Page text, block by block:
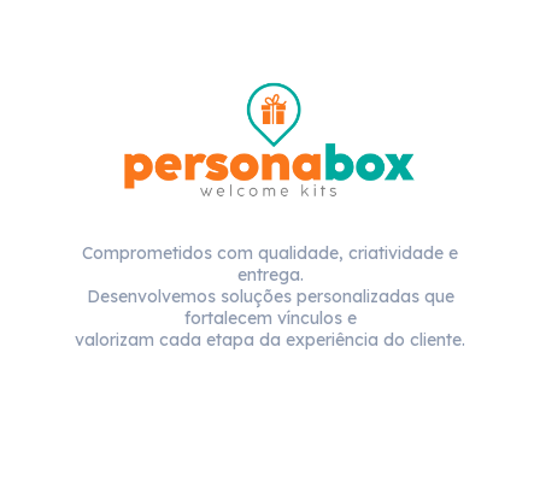
Comprometidos com qualidade, criatividade e
entrega.
Desenvolvemos soluções personalizadas que
fortalecem vínculos e
valorizam cada etapa da experiência do cliente.